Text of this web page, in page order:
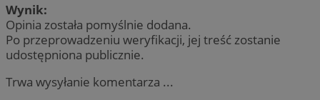
Wynik:
Opinia została pomyślnie dodana.
Po przeprowadzeniu weryfikacji, jej treść zostanie
udostępniona publicznie.
Trwa wysyłanie komentarza ...